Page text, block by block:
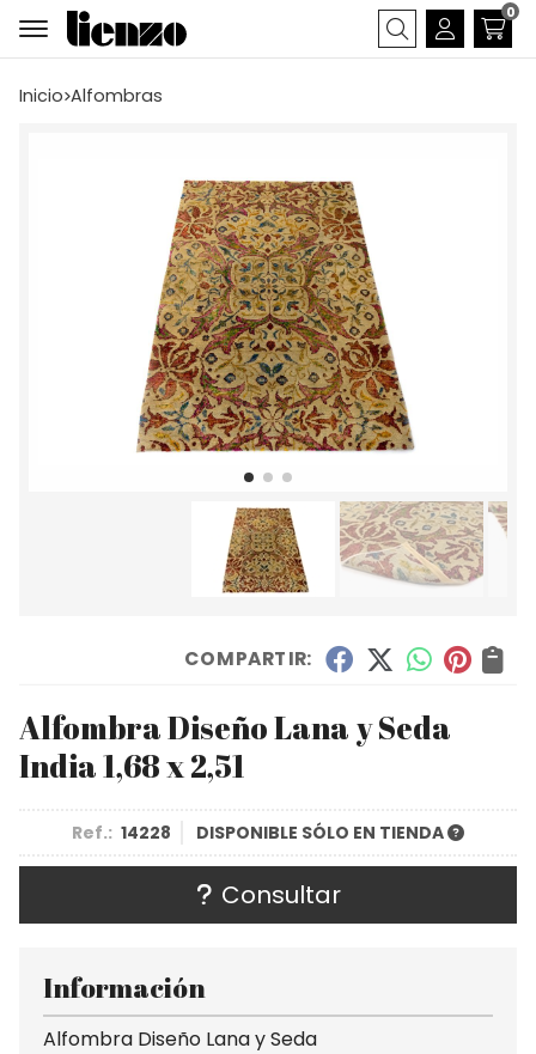
Buscar
0
Inicio alfombras
COMPARTIR:
Alfombra Diseño Lana y Seda
India 1,68 x 2,51
Ref.: 14228 DISPONIBLE SÓLO EN TIENDA
Consultar
Información
Alfombra Diseño Lana y Seda